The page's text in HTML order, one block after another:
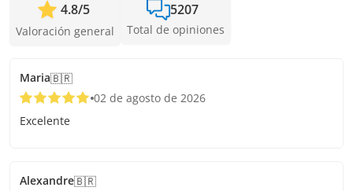
4.8/5
Valoración general
5207
Total de opiniones
Maria🇧🇷
02 de agosto de 2026
Excelente
Alexandre🇧🇷